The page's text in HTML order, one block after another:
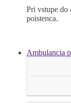
Pri vstupe do
poistenca.
Ambulancia